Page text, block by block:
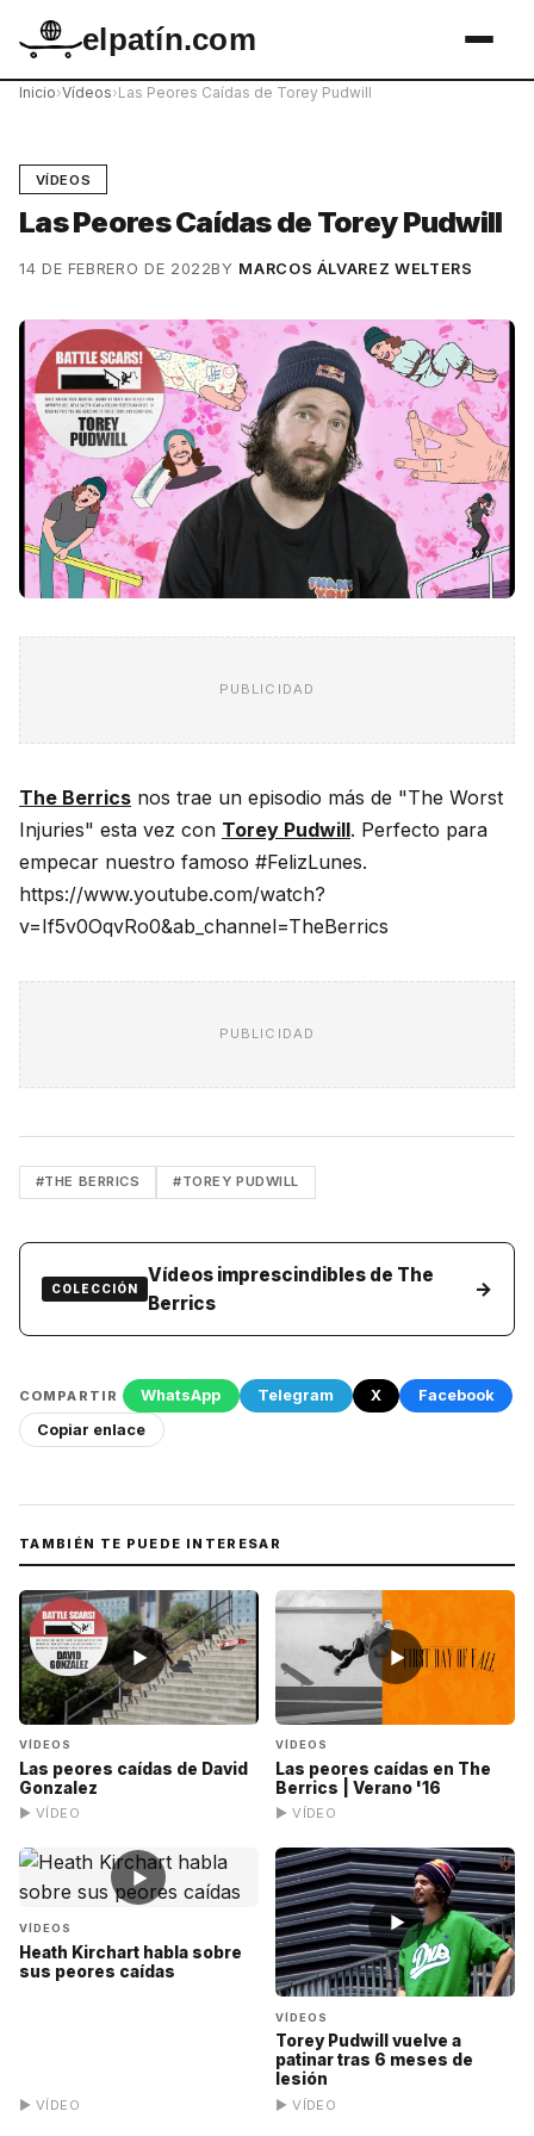
elpatín.com
Inicio›Vídeos›Las Peores Caídas de Torey Pudwill
VÍDEOS
Las Peores Caídas de Torey Pudwill
14 DE FEBRERO DE 2022BY MARCOS ÁLVAREZ WELTERS
PUBLICIDAD
The Berrics nos trae un episodio más de "The Worst
Injuries" esta vez con Torey Pudwill. Perfecto para
empecar nuestro famoso #FelizLunes.
https://www.youtube.com/watch?
v=If5v0OqvRo0&ab_channel=TheBerrics
PUBLICIDAD
#THE BERRICS #TOREY PUDWILL
COLECCIÓN
Vídeos imprescindibles de The
Berrics
→
COMPARTIR WhatsApp Telegram X
Facebook
Copiar enlace
TAMBIÉN TE PUEDE INTERESAR
▶
VÍDEOS
Las peores caídas de David
Gonzalez
▶ VÍDEO
▶
VÍDEOS
Las peores caídas en The
Berrics | Verano '16
▶ VÍDEO
▶
VÍDEOS
Heath Kirchart habla sobre
sus peores caídas
▶ VÍDEO
▶
VÍDEOS
Torey Pudwill vuelve a
patinar tras 6 meses de
lesión
▶ VÍDEO